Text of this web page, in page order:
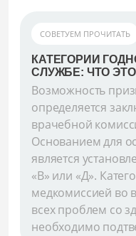
СОВЕТУЕМ ПРОЧИТАТЬ
КАТЕГОРИИ
СЛУЖБЕ: ЧТО
Возможность
определяется
врачебной
Основанием для
является
«В» или «Д».
медкомиссией во
всех проблем со
необходимо